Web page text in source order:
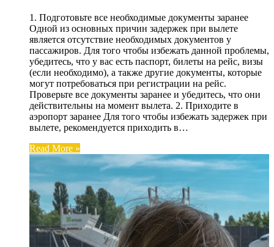
1. Подготовьте все необходимые документы заранее
Одной из основных причин задержек при вылете
является отсутствие необходимых документов у
пассажиров. Для того чтобы избежать данной проблемы,
убедитесь, что у вас есть паспорт, билеты на рейс, визы
(если необходимо), а также другие документы, которые
могут потребоваться при регистрации на рейс.
Проверьте все документы заранее и убедитесь, что они
действительны на момент вылета. 2. Приходите в
аэропорт заранее Для того чтобы избежать задержек при
вылете, рекомендуется приходить в…
Read More »